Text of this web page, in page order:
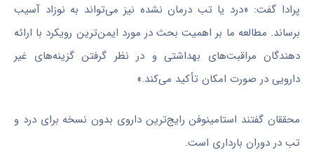
پرادا گفت: «درد یا تب درمان نشده نیز می‌تواند به نوزاد آسیب
برساند. مطالعه ما بر اهمیت بحث در مورد ایمن‌ترین رویکرد با ارائه
دهندگان مراقبت‌های بهداشتی و در نظر گرفتن گزینه‌های غیر
دارویی در صورت امکان تأکید می‌کند.»
محققان گفتند استامینوفن رایج‌ترین داروی بدون نسخه برای درد و
تب در دوران بارداری است.